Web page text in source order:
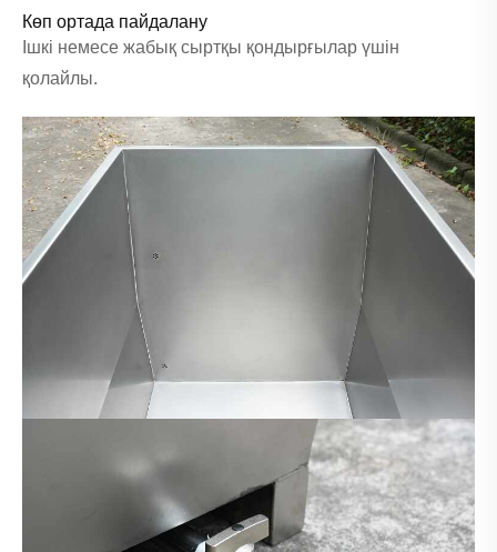
Көп ортада пайдалану
Ішкі немесе жабық сыртқы қондырғылар үшін
қолайлы.